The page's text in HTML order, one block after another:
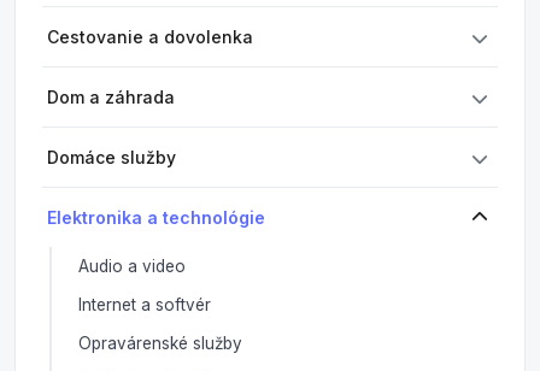
Cestovanie a dovolenka
Dom a záhrada
Domáce služby
Elektronika a technológie
Audio a video
Internet a softvér
Opravárenské služby